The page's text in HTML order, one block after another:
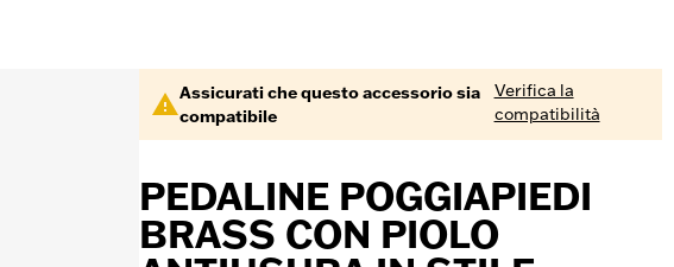
Assicurati che questo accessorio sia
compatibile
Verifica la
compatibilità
PEDALINE POGGIAPIEDI
BRASS CON PIOLO